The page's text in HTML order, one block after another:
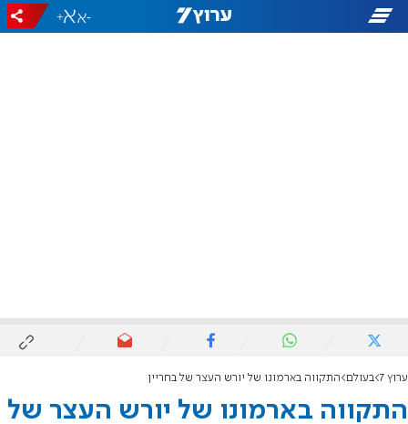
-
+
ערוץ 7 בעולם התקווה בארמונו של יורש העצר של בחריין
התקווה בארמונו של יורש העצר של